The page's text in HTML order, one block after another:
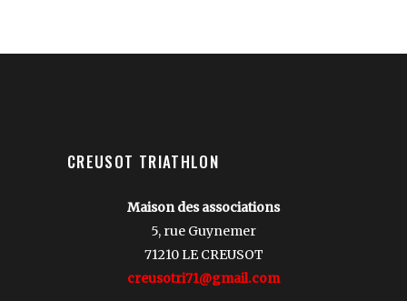
CREUSOT TRIATHLON
Maison des associations
5, rue Guynemer
71210 LE CREUSOT
creusotri71@gmail.com